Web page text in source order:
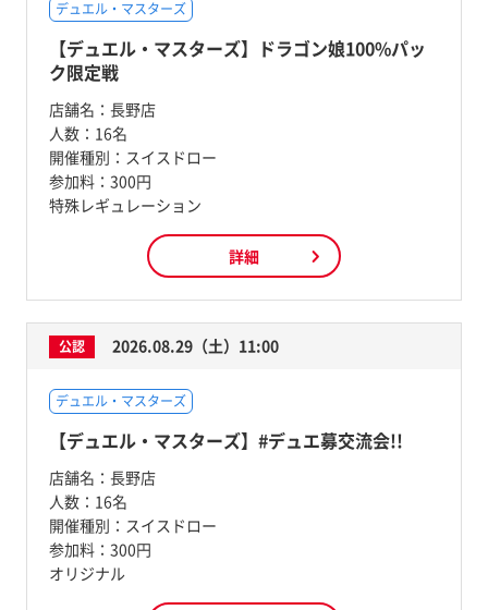
デュエル・マスターズ
【デュエル・マスターズ】ドラゴン娘100%パッ
ク限定戦
店舗名： 長野店
人数： 16名
開催種別： スイスドロー
参加料： 300円
特殊レギュレーション
詳細
公認 2026.08.29（土）11:00
デュエル・マスターズ
【デュエル・マスターズ】#デュエ募交流会!!
店舗名： 長野店
人数： 16名
開催種別： スイスドロー
参加料： 300円
オリジナル